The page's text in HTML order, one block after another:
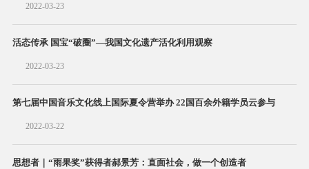
2022-03-23
活态传承 国宝“破圈”—我国文化遗产活化利用观察
2022-03-23
第七届中国音乐文化线上国际夏令营举办 22国百余外籍学员云参与
2022-03-22
思想者｜“雨果奖”获得者郝景芳：直面社会，做一个创造者